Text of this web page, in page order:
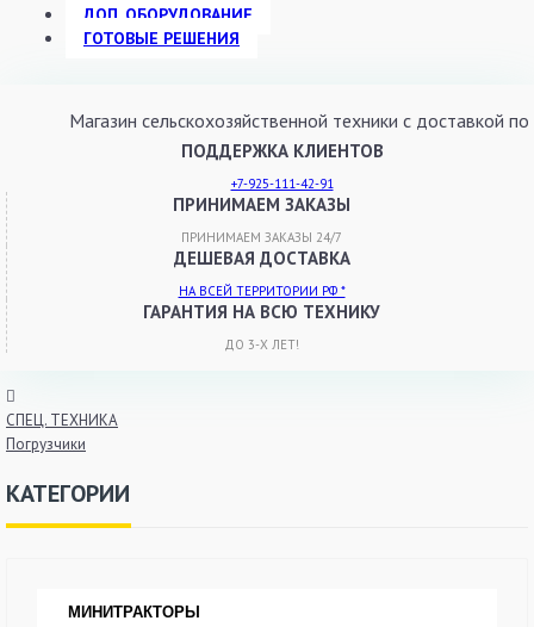
ДОП. ОБОРУДОВАНИЕ
ГОТОВЫЕ РЕШЕНИЯ
Магазин сельскохозяйственной техники с
ПОДДЕРЖКА КЛИЕНТОВ
+7-925-111-42-91
ПРИНИМАЕМ ЗАКАЗЫ
ПРИНИМАЕМ ЗАКАЗЫ 24/7
ДЕШЕВАЯ ДОСТАВКА
НА ВСЕЙ ТЕРРИТОРИИ РФ *
ГАРАНТИЯ НА ВСЮ ТЕХНИКУ
ДО 3-Х ЛЕТ!
СПЕЦ. ТЕХНИКА
Погрузчики
КАТЕГОРИИ
МИНИТРАКТОРЫ